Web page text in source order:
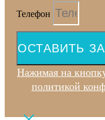
Телефон
ОСТАВИТЬ
Нажимая на
политикой